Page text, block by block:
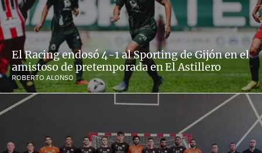
El Racing endosó 4-1 al Sporting de Gijón en el
amistoso de pretemporada en El Astillero
ROBERTO ALONSO